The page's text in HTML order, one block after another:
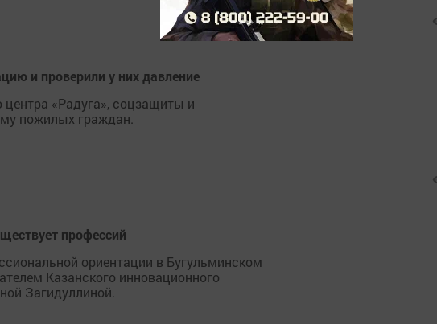
и проверили у них давление
центра «Радуга», соцзащиты и
пожилых граждан.
профессий
ориентации в Бугульминском
Казанского инновационного
Загидуллиной.